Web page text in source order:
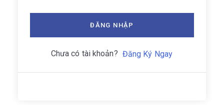
ĐĂNG NHẬP
Chưa có tài khoản? Đăng Ký Ngay